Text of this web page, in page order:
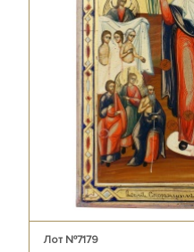
Лот №7179